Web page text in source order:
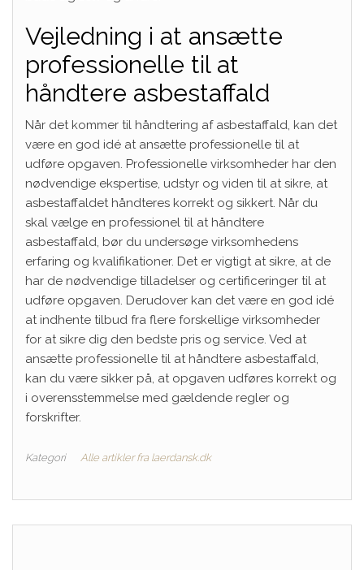
Vejledning i at ansætte
professionelle til at
håndtere asbestaffald
Når det kommer til håndtering af asbestaffald, kan det
være en god idé at ansætte professionelle til at
udføre opgaven. Professionelle virksomheder har den
nødvendige ekspertise, udstyr og viden til at sikre, at
asbestaffaldet håndteres korrekt og sikkert. Når du
skal vælge en professionel til at håndtere
asbestaffald, bør du undersøge virksomhedens
erfaring og kvalifikationer. Det er vigtigt at sikre, at de
har de nødvendige tilladelser og certificeringer til at
udføre opgaven. Derudover kan det være en god idé
at indhente tilbud fra flere forskellige virksomheder
for at sikre dig den bedste pris og service. Ved at
ansætte professionelle til at håndtere asbestaffald,
kan du være sikker på, at opgaven udføres korrekt og
i overensstemmelse med gældende regler og
forskrifter.
Kategori Alle artikler fra laerdansk.dk